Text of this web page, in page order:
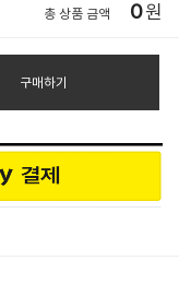
총 상품 금액 0원
구매하기